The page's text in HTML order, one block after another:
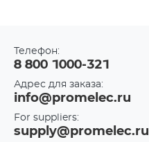
Телефон:
8 800 1000-321
Адрес для заказа:
info@promelec.ru
For suppliers:
supply@promelec.ru